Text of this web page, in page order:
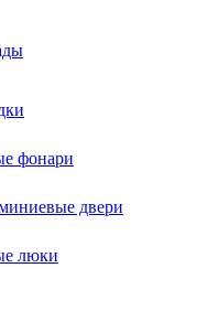
фонари
двери
люки